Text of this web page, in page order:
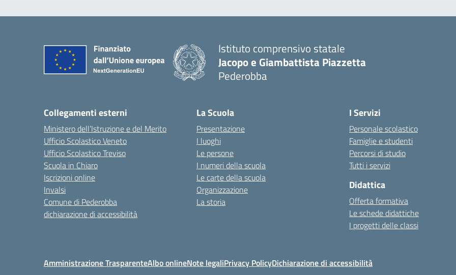
Istituto comprensivo statale
Jacopo e Giambattista Piazzetta
Pederobba
Collegamenti esterni
Ministero dell’Istruzione e del Merito
Ufficio Scolastico Veneto
Ufficio Scolastico Treviso
Scuola in Chiaro
Iscrizioni online
Invalsi
Comune di Pederobba
dichiarazione di accessibilità
La Scuola
Presentazione
I luoghi
Le persone
I numeri della scuola
Le carte della scuola
Organizzazione
La storia
I Servizi
Personale scolastico
Famiglie e studenti
Percorsi di studio
Tutti i servizi
Didattica
Offerta formativa
Le schede didattiche
I progetti delle classi
Amministrazione TrasparenteAlbo onlineNote legaliPrivacy PolicyDichiarazione di accessibilità